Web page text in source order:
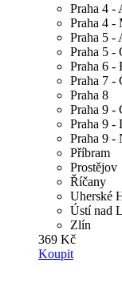
Praha 4 -
Praha 4 -
Praha 5 -
Praha 5 -
Praha 6 -
Praha 7 -
Praha 8
Praha 9 -
Praha 9 -
Praha 9 -
Příbram
Prostějov
Říčany
Uherské
Ústí nad
Zlín
369 Kč
Koupit